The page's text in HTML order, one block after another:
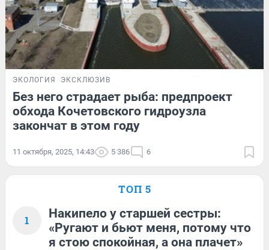
ЭКОЛОГИЯ ЭКСКЛЮЗИВ
Без него страдает рыба: предпроект
обхода Кочетовского гидроузла
закончат в этом году
11 октября, 2025, 14:43 5 386 6
ТОП 5
1
Накипело у старшей сестры:
«Ругают и бьют меня, потому что
я стою спокойная, а она плачет»